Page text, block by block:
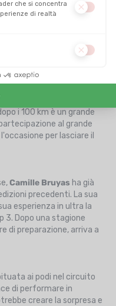
alpini, rinforzando la
le migliori nelle ultime
sua vita. Specialista
sua capacità di
i 100 km è un grande
al grande
per lasciare il
Camille Bruyas ha già
precedenti. La sua
esperienza in ultra la
3. Dopo una stagione
di preparazione, arriva a
ai podi nel circuito
di performare in
creare la sorpresa e